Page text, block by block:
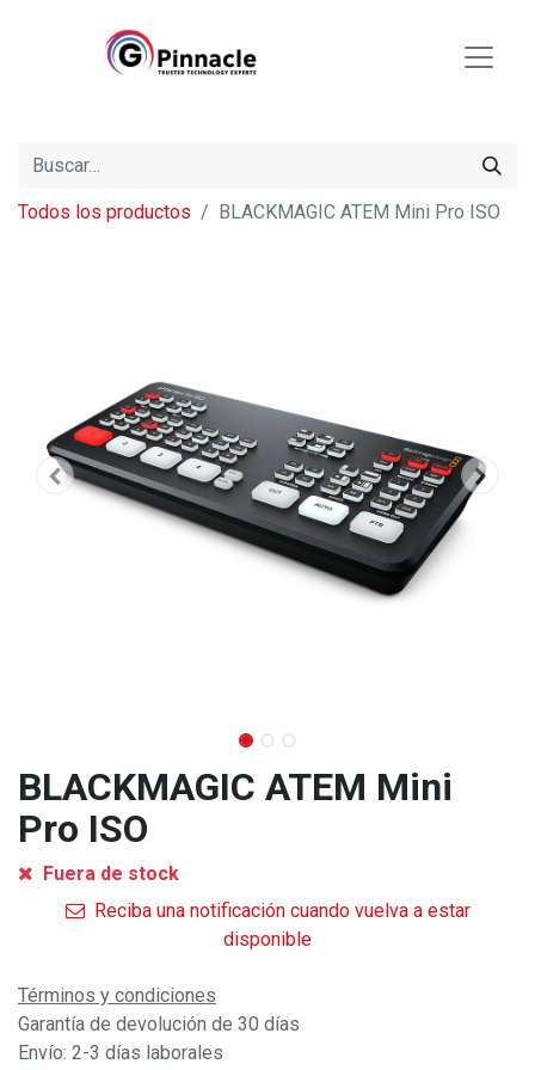
Todos los productos BLACKMAGIC ATEM Mini Pro ISO
BLACKMAGIC ATEM Mini
Pro ISO
Fuera de stock
Reciba una notificación cuando vuelva a estar
disponible
Términos y condiciones
Garantía de devolución de 30 días
Envío: 2-3 días laborales